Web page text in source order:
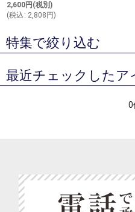
2,600円 (税別)
(税込 : 2,808 円)
特集で絞り込む
ベジターレ サマーギフト
ベジターレ グルテンフリーの米
最近チェックしたア
0